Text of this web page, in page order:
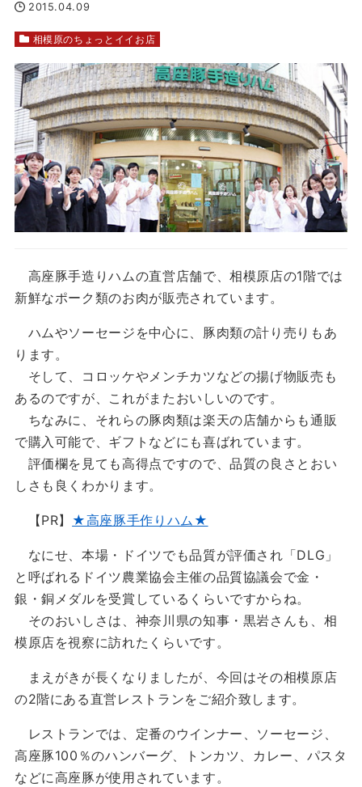
2015.04.09
相模原のちょっとイイお店
高座豚手造りハムの直営店舗で、相模原店の1階では
新鮮なポーク類のお肉が販売されています。
ハムやソーセージを中心に、豚肉類の計り売りもあ
ります。
そして、コロッケやメンチカツなどの揚げ物販売も
あるのですが、これがまたおいしいのです。
ちなみに、それらの豚肉類は楽天の店舗からも通販
で購入可能で、ギフトなどにも喜ばれています。
評価欄を見ても高得点ですので、品質の良さとおい
しさも良くわかります。
【PR】 ★高座豚手作りハム★
なにせ、本場・ドイツでも品質が評価され「DLG」
と呼ばれるドイツ農業協会主催の品質協議会で金・
銀・銅メダルを受賞しているくらいですからね。
そのおいしさは、神奈川県の知事・黒岩さんも、相
模原店を視察に訪れたくらいです。
まえがきが長くなりましたが、今回はその相模原店
の2階にある直営レストランをご紹介致します。
レストランでは、定番のウインナー、ソーセージ、
高座豚100％のハンバーグ、トンカツ、カレー、パスタ
などに高座豚が使用されています。